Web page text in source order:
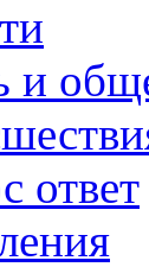
и
ответ